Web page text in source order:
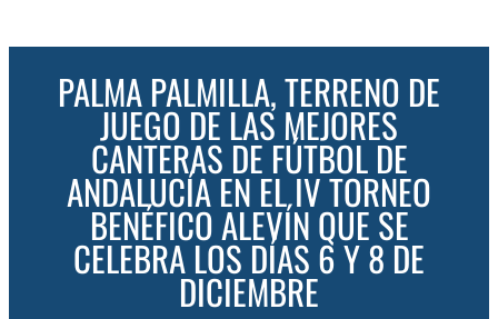
ACTUALIDAD
SERVICIOS
EVENTOS
ESPACIOS
PALMA PALMILLA, TERRENO DE
JUEGO DE LAS MEJORES
CANTERAS DE FÚTBOL DE
ANDALUCÍA EN EL IV TORNEO
BENÉFICO ALEVÍN QUE SE
CELEBRA LOS DÍAS 6 Y 8 DE
DICIEMBRE